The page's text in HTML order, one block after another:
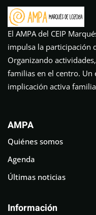
El AMPA del CEIP
impulsa la participación
Organizando
familias en el centro. Un
implicación activa
AMPA
Quiénes somos
Agenda
Últimas noticias
Información